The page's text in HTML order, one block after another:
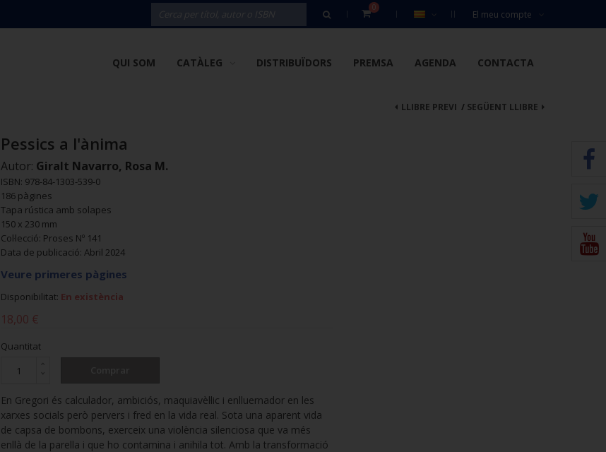
El meu compte
0
QUI SOM CATÀLEG DISTRIBUÏDORS PREMSA AGENDA CONTACTA
SEGÜENT LLIBRE
LLIBRE PREVI /
Pessics a l'ànima
Autor: Giralt Navarro, Rosa M.
ISBN: 978-84-1303-539-0
186 pàgines
Tapa rústica amb solapes
150 x 230 mm
Col·lecció: Proses Nº 141
Data de publicació: Abril 2024
Veure primeres pàgines
Disponibilitat: En existència
18,00 €
Quantitat
En Gregori és calculador, ambiciós, maquiavèl·lic i enlluernador en les
xarxes socials però pervers i fred en la vida real. Sota una aparent vida
de capsa de bombons, exerceix una violència silenciosa que va més
enllà de la parella i que ho contamina i anihila tot. Amb la transformació